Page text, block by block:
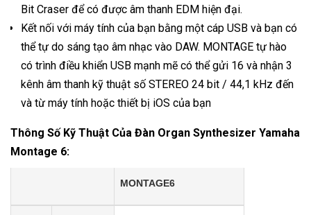
Bit Craser để có được âm thanh EDM hiện đại.
Kết nối với máy tính của bạn bằng một cáp USB và bạn có
thể tự do sáng tạo âm nhạc vào DAW. MONTAGE tự hào
có trình điều khiển USB mạnh mẽ có thể gửi 16 và nhận 3
kênh âm thanh kỹ thuật số STEREO 24 bit / 44,1 kHz đến
và từ máy tính hoặc thiết bị iOS của bạn
Thông Số Kỹ Thuật Của Đàn Organ Synthesizer Yamaha
Montage 6:
MONTAGE6